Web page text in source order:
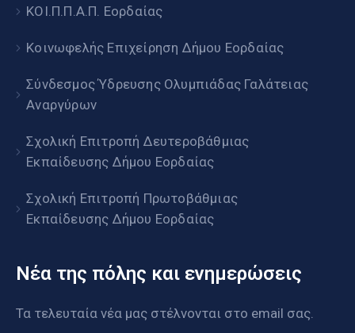
ΚΟΙ.Π.Π.Α.Π. Εορδαίας
Κοινωφελής Επιχείρηση Δήμου Εορδαίας
Σύνδεσμος Ύδρευσης Ολυμπιάδας Γαλάτειας
Αναργύρων
Σχολική Επιτροπή Δευτεροβάθμιας
Εκπαίδευσης Δήμου Εορδαίας
Σχολική Επιτροπή Πρωτοβάθμιας
Εκπαίδευσης Δήμου Εορδαίας
Νέα της πόλης και ενημερώσεις
Τα τελευταία νέα μας στέλνονται στο email σας.